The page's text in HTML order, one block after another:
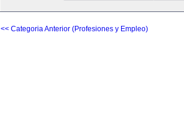
<< Categoria Anterior (Profesiones y Empleo)